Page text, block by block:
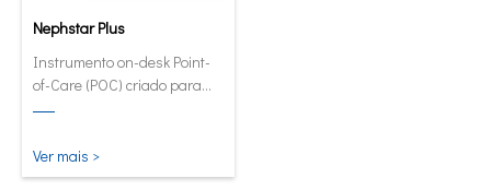
Nephstar Plus
Instrumento on-desk Point-
of-Care (POC) criado para
teste rápido de HbA1C, CRP,
Ver mais >